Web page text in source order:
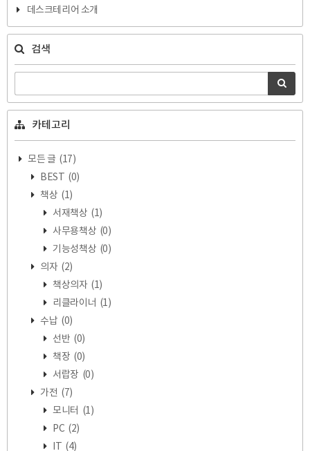
데스크테리어 소개
검색
카테고리
모든 글 (17)
BEST (0)
책상 (1)
서재책상 (1)
사무용책상 (0)
기능성책상 (0)
의자 (2)
책상의자 (1)
리클라이너 (1)
수납 (0)
선반 (0)
책장 (0)
서랍장 (0)
가전 (7)
모니터 (1)
PC (2)
IT (4)